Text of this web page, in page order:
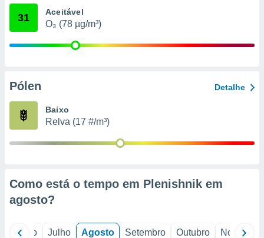
estudos
e
1199
31 Aceitável
O₃ (78 µg/m³)
Pólen Detalhe
Baixo
Relva (17 #/m³)
Como está o tempo em Plenishnik em
agosto?
Junho Julho Agosto Setembro Outubro Novembro